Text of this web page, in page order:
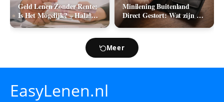
Geld Lenen Zonder Rente:
Is Het Mogelijk? – Halal
Geld Lenen
Minilening Buitenland
Direct Gestort: Wat zijn de
Mogelijkheden in 2026?
Meer
EasyLenen.nl